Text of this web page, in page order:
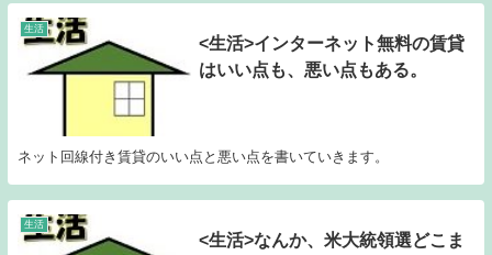
生活
<生活>インターネット無料の賃貸
はいい点も、悪い点もある。
ネット回線付き賃貸のいい点と悪い点を書いていきます。
生活
<生活>なんか、米大統領選どこま